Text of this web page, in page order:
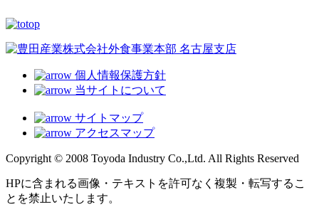
個人情報保護方針
当サイトについて
サイトマップ
アクセスマップ
Copyright © 2008 Toyoda Industry Co.,Ltd. All Rights Reserved
HPに含まれる画像・テキストを許可なく複製・転写するこ
とを禁止いたします。